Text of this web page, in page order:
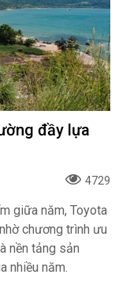
đầy lựa
4729
giữa năm, Toyota
chương trình ưu
nền tảng sản
nhiều năm.